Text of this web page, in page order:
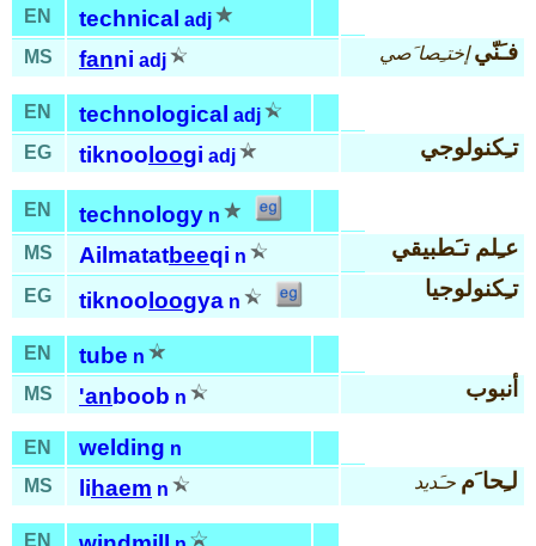
EN technical adj
MS
fanni adj فـَنّي إختـِصا َصي
EN technological adj
EG
tiknoo loogi adj تـِكنولوجي
EN technology n
MS
Ailmatatbeeqi n عـِلم تـَطبيقي
EG tiknoo loogya n
تـِكنولوجيا
EN tube n
MS
'anboob n أنبوب
EN welding n
MS
lihaem n لـِحا َم حـَديد
EN